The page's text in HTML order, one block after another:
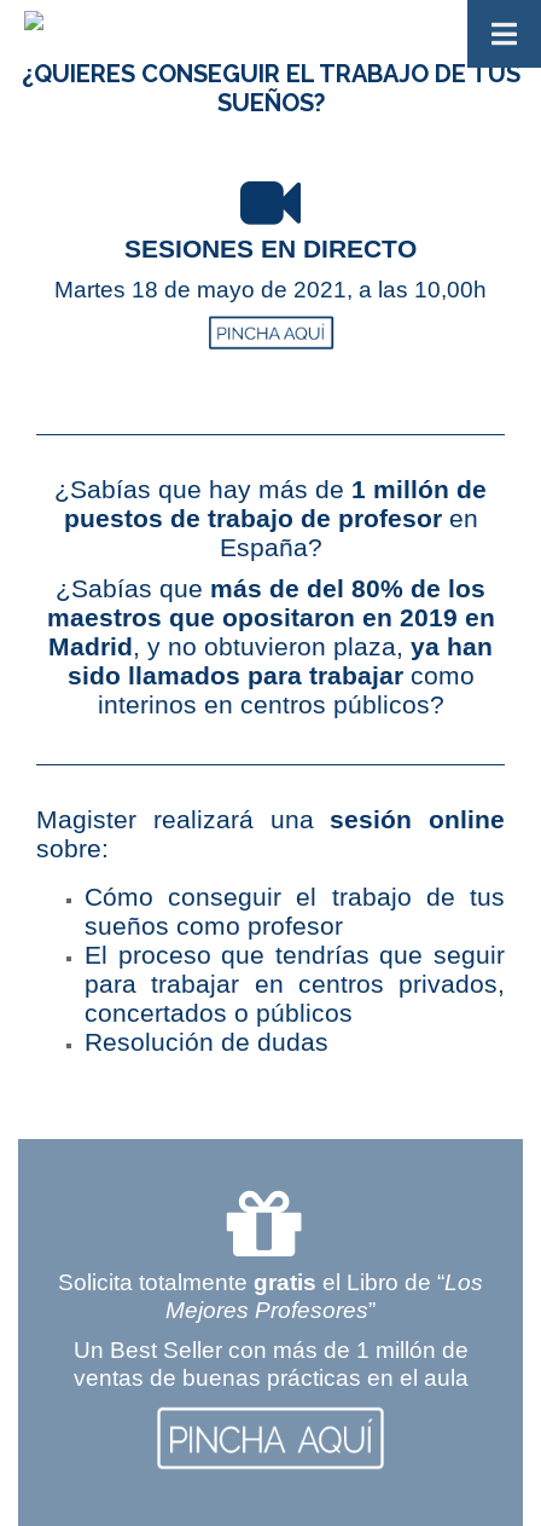
¿QUIERES CONSEGUIR EL TRABAJO DE TUS
SUEÑOS?
SESIONES EN DIRECTO
Martes 18 de mayo de 2021, a las 10,00h
¿Sabías que hay más de 1 millón de
puestos de trabajo de profesoren
España?
¿Sabías que más de del 80% de los
maestros que opositaron en 2019 en
Madrid , y no obtuvieron plaza, ya han
sido llamados para trabajarcomo
interinos en centros públicos?
Magister realizará una sesión online
sobre:
Cómo conseguir el trabajo de tus
sueños como profesor
El proceso que tendrías que seguir
para trabajar en centros privados,
concertados o públicos
Resolución de dudas
Solicita totalmente gratis el Libro de “Los
Mejores Profesores”
Un Best Seller con más de 1 millón de
ventas de buenas prácticas en el aula